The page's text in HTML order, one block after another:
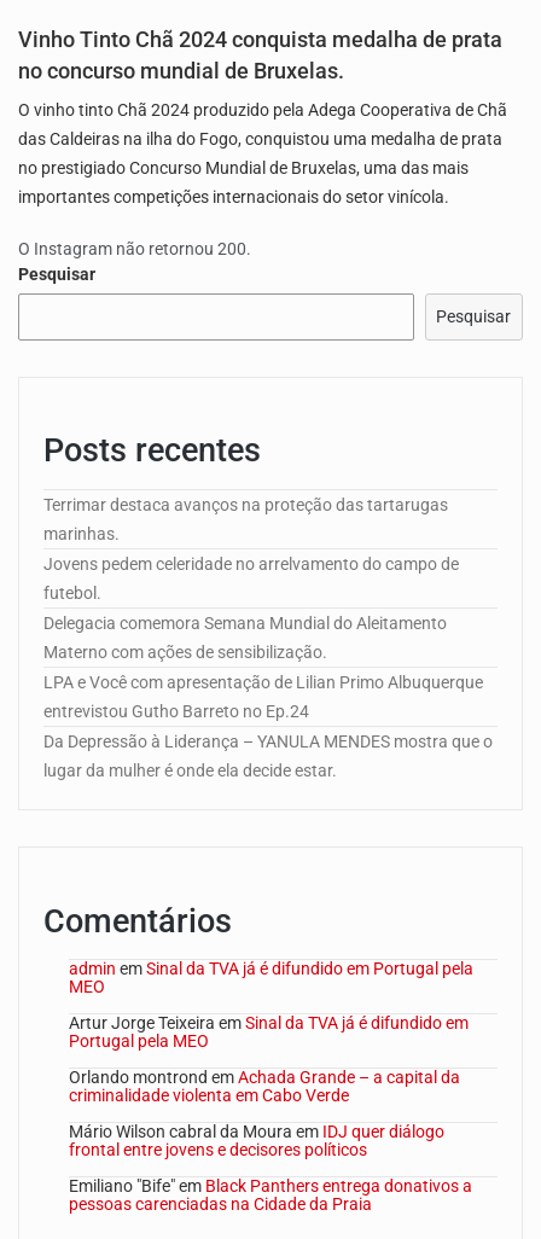
Vinho Tinto Chã 2024 conquista medalha de prata
no concurso mundial de Bruxelas.
O vinho tinto Chã 2024 produzido pela Adega Cooperativa de Chã
das Caldeiras na ilha do Fogo, conquistou uma medalha de prata
no prestigiado Concurso Mundial de Bruxelas, uma das mais
importantes competições internacionais do setor vinícola.
O Instagram não retornou 200.
Pesquisar
Pesquisar
Posts recentes
Terrimar destaca avanços na proteção das tartarugas
marinhas.
Jovens pedem celeridade no arrelvamento do campo de
futebol.
Delegacia comemora Semana Mundial do Aleitamento
Materno com ações de sensibilização.
LPA e Você com apresentação de Lilian Primo Albuquerque
entrevistou Gutho Barreto no Ep.24
Da Depressão à Liderança – YANULA MENDES mostra que o
lugar da mulher é onde ela decide estar.
Comentários
admin emSinal da TVA já é difundido em Portugal pela
MEO
Artur Jorge Teixeira emSinal da TVA já é difundido em
Portugal pela MEO
Orlando montrond emAchada Grande – a capital da
criminalidade violenta em Cabo Verde
Mário Wilson cabral da Moura em IDJ quer diálogo
frontal entre jovens e decisores políticos
Emiliano "Bife"em Black Panthers entrega donativos a
pessoas carenciadas na Cidade da Praia